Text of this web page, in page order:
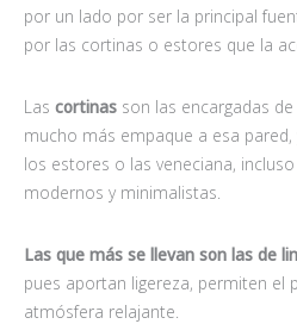
por un lado por ser la principal
por las cortinas o estores que la
Las cortinas son las encargadas
mucho más empaque a esa
los estores o las veneciana,
modernos y minimalistas.
Las que más se llevan son las de
pues aportan ligereza, permiten el
atmósfera relajante.